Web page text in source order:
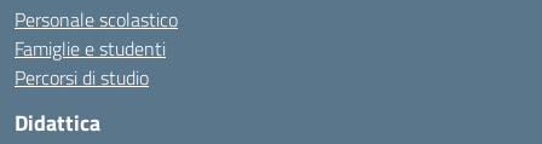
Personale scolastico
Famiglie e studenti
Percorsi di studio
Didattica